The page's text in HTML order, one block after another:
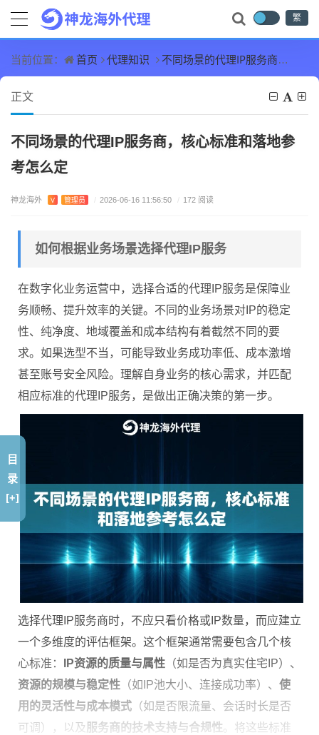
繁
当前位置： 首页 代理知识 不同场景的代理IP服务商，核心标准和落地参考怎么定
正文
不同场景的代理IP服务商，核心标准和落地参
考怎么定
神龙海外 V 管理员 / 2026-06-16 11:56:50 / 172 阅读
如何根据业务场景选择代理IP服务
在数字化业务运营中，选择合适的代理IP服务是保障业
务顺畅、提升效率的关键。不同的业务场景对IP的稳定
性、纯净度、地域覆盖和成本结构有着截然不同的要
求。如果选型不当，可能导致业务成功率低、成本激增
甚至账号安全风险。理解自身业务的核心需求，并匹配
相应标准的代理IP服务，是做出正确决策的第一步。
选择代理IP服务商时，不应只看价格或IP数量，而应建立
一个多维度的评估框架。这个框架通常需要包含几个核
心标准：
IP资源的质量与属性 （如是否为真实住宅IP）、
资源的规模与稳定性 （如IP池大小、连接成功率）、 使
用的灵活性与成本模式 （如是否限流量、会话时长是否
可调），以及 服务商的技术支持与合规性 。将这些标准
目
录
[+]